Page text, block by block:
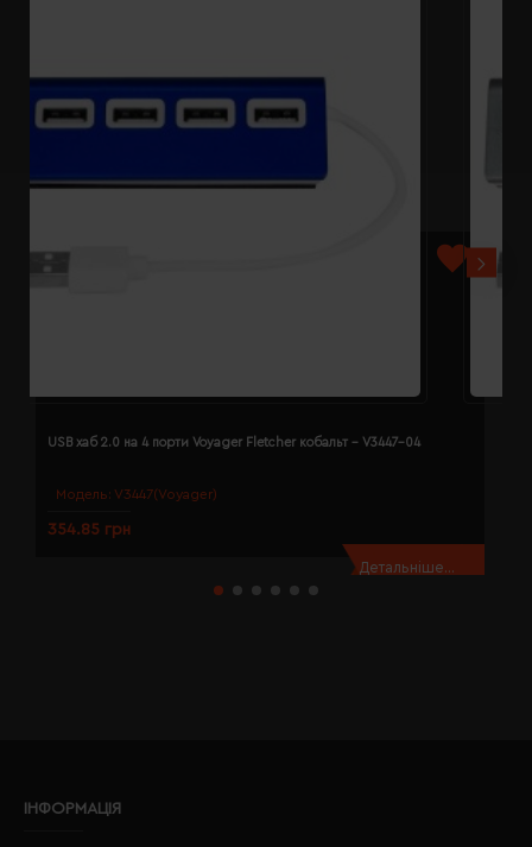
Модель: V3447(Voyager)
USB хаб 2.0 на 4 порти Voyager Fletcher кобальт - V3447-04
354.85 грн
Детальніше...
ІНФОРМАЦІЯ